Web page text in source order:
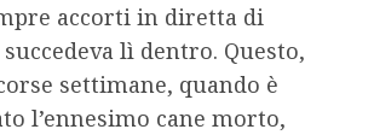
accorti in diretta di
lì dentro. Questo,
settimane, quando è
l’ennesimo cane morto,